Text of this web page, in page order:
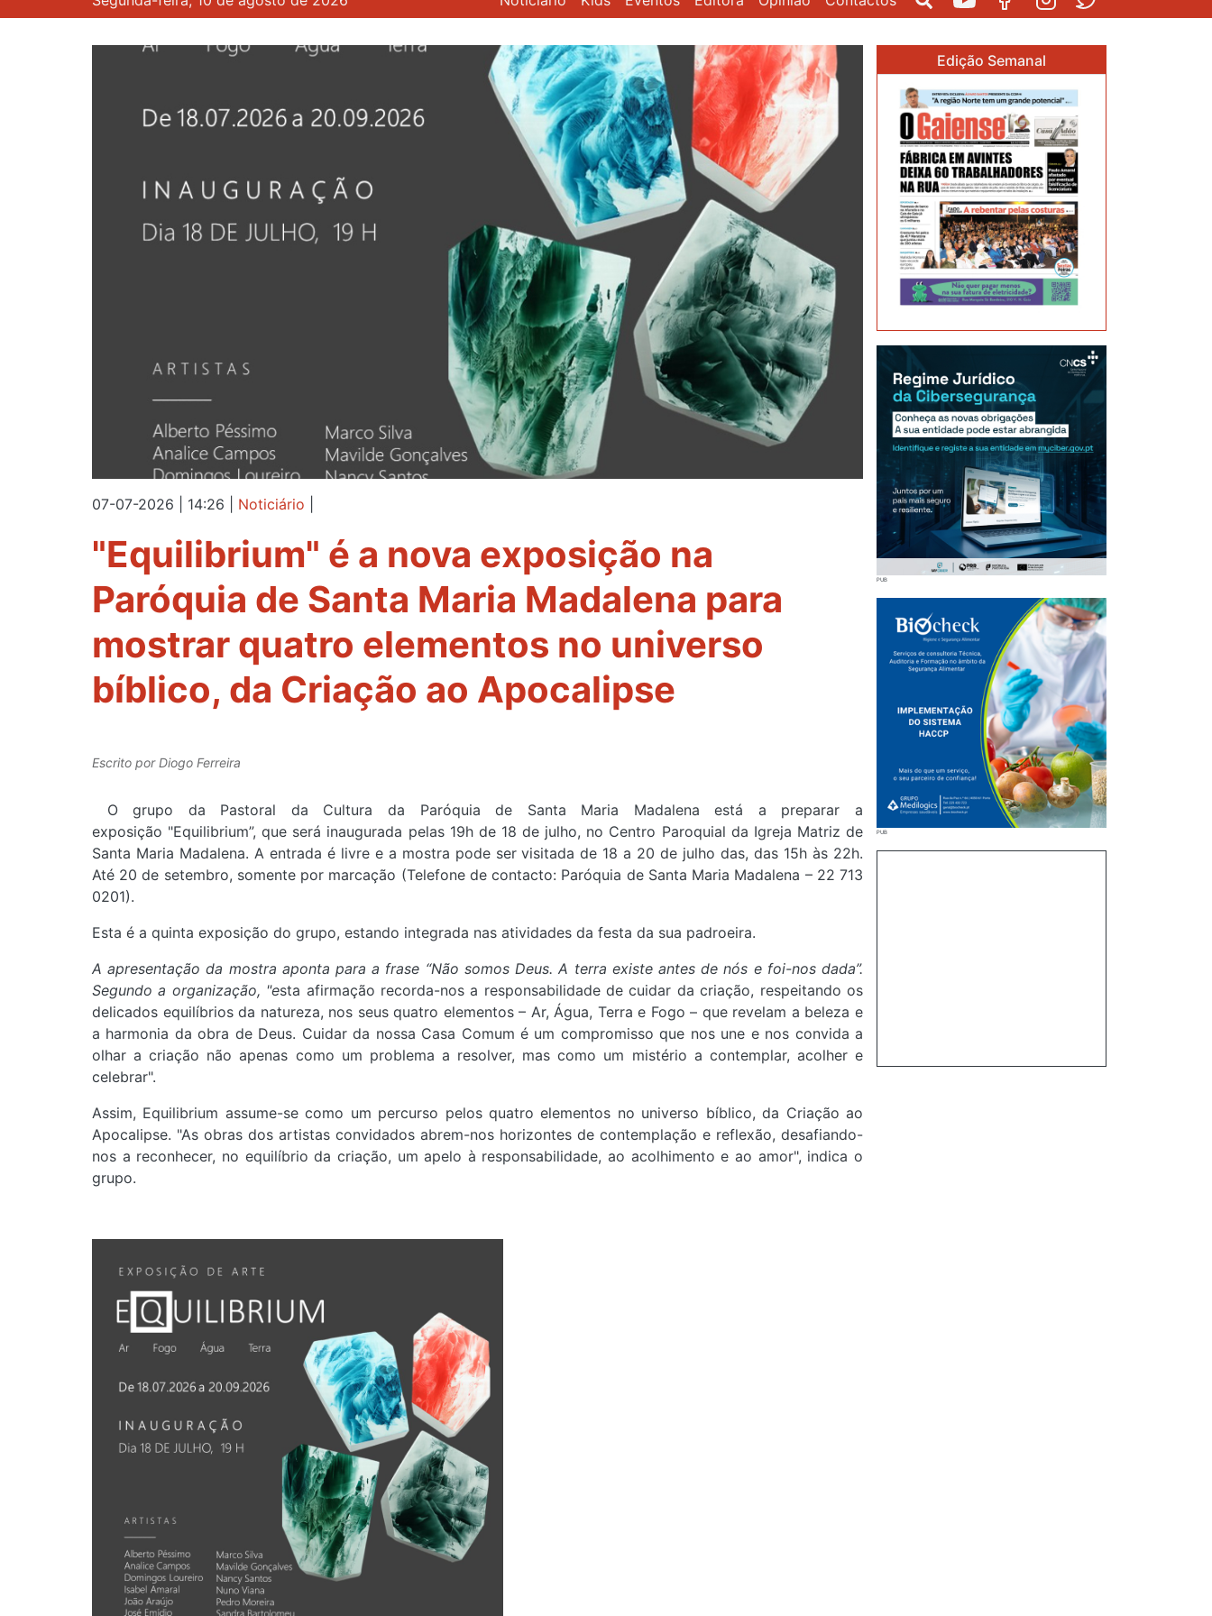
07-07-2026 | 14:26 Noticiário
"Equilibrium" é a nova exposição na
Paróquia de Santa Maria Madalena para
mostrar quatro elementos no universo
bíblico, da Criação ao Apocalipse
Escrito porDiogo Ferreira
O grupo da Pastoral da Cultura da Paróquia de Santa Maria Madalena está a preparar a
exposição "Equilibrium”, que será inaugurada pelas 19h de 18 de julho, no Centro Paroquial da Igreja Matriz de
Santa Maria Madalena. A entrada é livre e a mostra pode ser visitada de 18 a 20 de julho das, das 15h às 22h.
Até 20 de setembro, somente por marcação (Telefone de contacto: Paróquia de Santa Maria Madalena – 22 713
0201).
Esta é a quinta exposição do grupo, estando integrada nas atividades da festa da sua padroeira.
A apresentação da mostra aponta para a frase “Não somos Deus. A terra existe antes de nós e foi-nos dada”.
Segundo a organização, "esta afirmação recorda-nos a responsabilidade de cuidar da criação, respeitando os
delicados equilíbrios da natureza, nos seus quatro elementos – Ar, Água, Terra e Fogo – que revelam a beleza e
a harmonia da obra de Deus. Cuidar da nossa Casa Comum é um compromisso que nos une e nos convida a
olhar a criação não apenas como um problema a resolver, mas como um mistério a contemplar, acolher e
celebrar".
Assim, Equilibrium assume-se como um percurso pelos quatro elementos no universo bíblico, da Criação ao
Apocalipse. "As obras dos artistas convidados abrem-nos horizontes de contemplação e reflexão, desafiando-
nos a reconhecer, no equilíbrio da criação, um apelo à responsabilidade, ao acolhimento e ao amor", indica o
grupo.
Edição Semanal